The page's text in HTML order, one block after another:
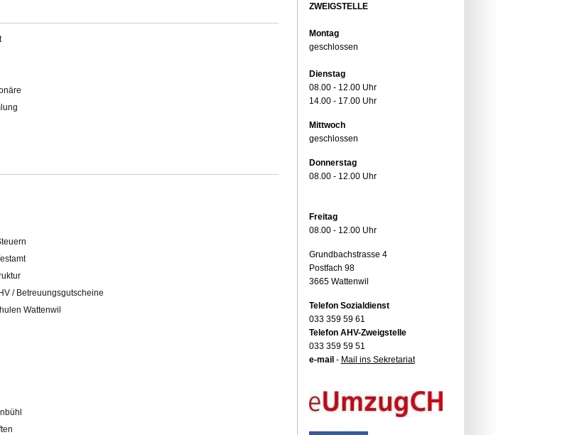
/ Betreuungsgutscheine
Wattenwil
ZWEIGSTELLE
Montag
geschlossen
Dienstag
08.00 - 12.00 Uhr
14.00 - 17.00 Uhr
Mittwoch
geschlossen
Donnerstag
08.00 - 12.00 Uhr
Freitag
08.00 - 12.00 Uhr
Grundbachstrasse 4
Postfach 98
3665 Wattenwil
Telefon Sozialdienst
033 359 59 61
Telefon AHV-Zweigstelle
033 359 59 51
e-mail - Mail ins Sekretariat